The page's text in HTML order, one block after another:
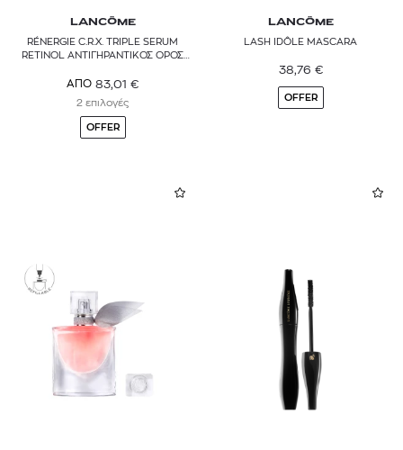
LANCÔME
RÉNERGIE C.R.X. TRIPLE SERUM
RETINOL ΑΝΤΙΓΗΡΑΝΤΙΚΟΣ ΟΡΟΣ
ΑΠΟ 83,01 €
2 επιλογές
OFFER
LANCÔME
LASH IDÔLE MASCARA
38,76 €
OFFER